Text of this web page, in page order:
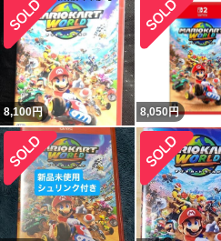
8,100円 8,050円